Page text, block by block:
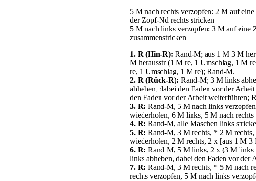
5 M nach rechts verzopfen: 2 M auf
der Zopf-Nd rechts stricken
5 M nach links verzopfen: 3 M auf eine
zusammenstricken
1. R (Hin-R): Rand-M; aus 1 M 3 M
M herausstr (1 M re, 1 Umschlag, 1 M
re, 1 Umschlag, 1 M re); Rand-M.
2. R (Rück-R): Rand-M; 3 M links
abheben, dabei den Faden vor der
den Faden vor der Arbeit weiterführen;
3. R: Rand-M, 5 M nach links
wiederholen, 6 M links, 5 M nach
4. R: Rand-M, alle Maschen links
5. R: Rand-M, 3 M rechts, * 2 M
wiederholen, 2 M rechts, 2 х [aus 1 M
6. R: Rand-M, 5 M links, 2 х (3 M links
links abheben, dabei den Faden vor
7. R: Rand-M, 3 M rechts, * 5 M nach
rechts verzopfen, 5 M nach links